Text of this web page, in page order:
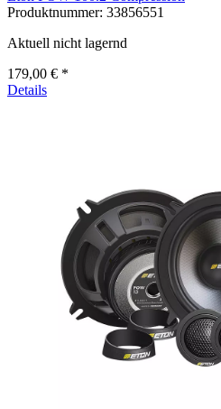
Produktnummer: 33856551
Aktuell nicht lagernd
179,00 € *
Details